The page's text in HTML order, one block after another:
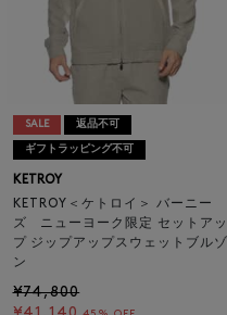
SALE 返品不可
ギフトラッピング不可
KETROY
KETROY＜ケトロイ＞ バーニー
ズ ニューヨーク限定 セットアッ
プ ジップアップスウェットブルゾ
ン
¥74,800